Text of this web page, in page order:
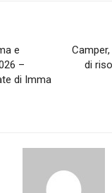
e
–
di Imma
di